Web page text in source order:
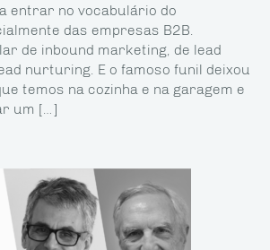
entrar no vocabulário do
das empresas B2B.
de inbound marketing, de lead
nurturing. E o famoso funil deixou
temos na cozinha e na garagem e
um […]